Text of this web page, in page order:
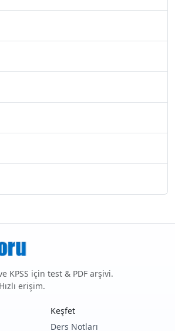
KPSS için test & PDF arşivi.
erişim.
Keşfet
Ders Notları